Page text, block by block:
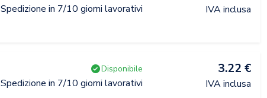
Spedizione in 7/10 giorni lavorativi IVA inclusa
Disponibile
Spedizione in 7/10 giorni lavorativi
3.22 €
IVA inclusa